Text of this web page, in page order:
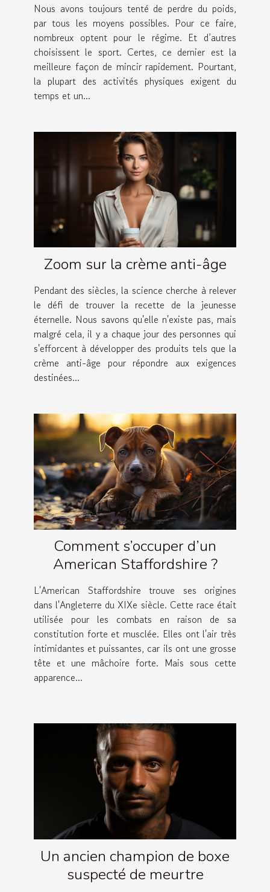
Nous avons toujours tenté de perdre du poids,
par tous les moyens possibles. Pour ce faire,
nombreux optent pour le régime. Et d’autres
choisissent le sport. Certes, ce dernier est la
meilleure façon de mincir rapidement. Pourtant,
la plupart des activités physiques exigent du
temps et un...
Zoom sur la crème anti-âge
Pendant des siècles, la science cherche à relever
le défi de trouver la recette de la jeunesse
éternelle. Nous savons qu'elle n'existe pas, mais
malgré cela, il y a chaque jour des personnes qui
s'efforcent à développer des produits tels que la
crème anti-âge pour répondre aux exigences
destinées...
Comment s’occuper d’un
American Staffordshire ?
L'American Staffordshire trouve ses origines
dans l'Angleterre du XIXe siècle. Cette race était
utilisée pour les combats en raison de sa
constitution forte et musclée. Elles ont l'air très
intimidantes et puissantes, car ils ont une grosse
tête et une mâchoire forte. Mais sous cette
apparence...
Un ancien champion de boxe
suspecté de meurtre